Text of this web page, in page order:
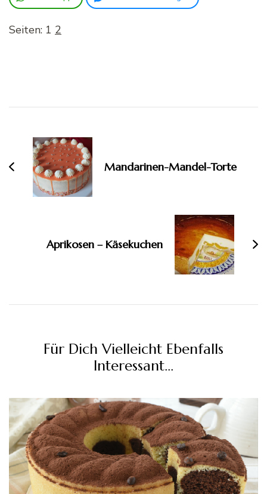
Seiten: 1 2
Mandarinen-Mandel-Torte
Aprikosen – Käsekuchen
Für Dich Vielleicht Ebenfalls
Interessant...